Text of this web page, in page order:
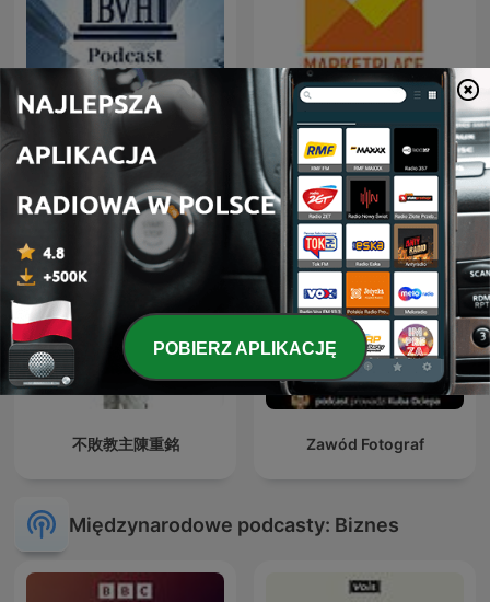
BVH Podcast
Marketplace Morning
Report
不敗教主陳重銘 Zawód Fotograf
Międzynarodowe podcasty: Biznes
POBIERZ APLIKACJĘ